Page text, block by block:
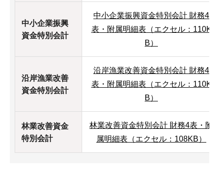
中小企業振興
資金特別会計
中小企業振興資金特別会計 財務4
表・附属明細表（エクセル：110K
B）
沿岸漁業改善
資金特別会計
沿岸漁業改善資金特別会計 財務4
表・附属明細表（エクセル：110K
B）
林業改善資金
特別会計
林業改善資金特別会計 財務4表・附
属明細表（エクセル：108KB）